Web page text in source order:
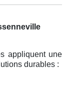
appliquent une
durables :